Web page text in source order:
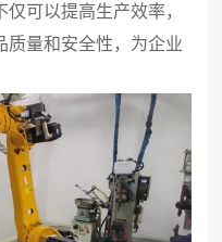
可以提高生产效率，
质量和安全性，为企业